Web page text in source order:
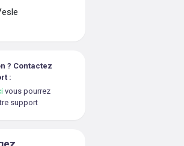
? Contactez
:
vous pourrez
support